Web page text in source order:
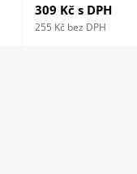
309 Kč s DPH
255 Kč bez DPH